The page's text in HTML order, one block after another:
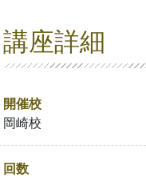
講座詳細
開催校
岡崎校
回数